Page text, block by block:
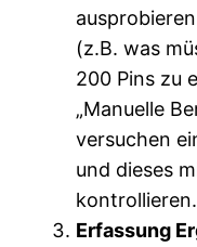
(z.B. was
200 Pins zu
„Manuelle
versuchen
und dieses
kontrollieren.
Erfassung